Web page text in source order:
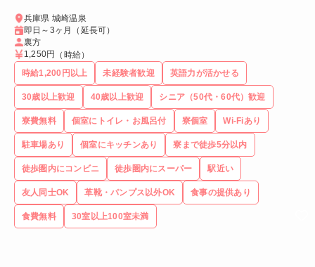
兵庫県 城崎温泉
即日～3ヶ月（延長可）
裏方
1,250円
（時給）
時給1,200円以上
未経験者歓迎 英語力が活かせる
30歳以上歓迎 40歳以上歓迎 シニア（50代・60代）歓迎
寮費無料 個室にトイレ・お風呂付 寮個室 Wi-Fiあり
駐車場あり 個室にキッチンあり 寮まで徒歩5分以内
徒歩圏内にコンビニ 徒歩圏内にスーパー 駅近い
友人同士OK 革靴・パンプス以外OK 食事の提供あり
食費無料 30室以上100室未満